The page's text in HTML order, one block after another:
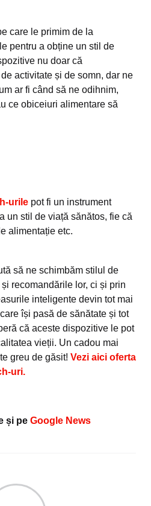
care le primim de la
pentru a obține un stil de
nu doar că
activitate și de somn, dar ne
ar fi când să ne odihnim,
ce obiceiuri alimentare să
urile pot fi un instrument
un stil de viață sănătos, fie că
alimentație etc.
să ne schimbăm stilul de
recomandările lor, ci și prin
inteligente devin tot mai
își pasă de sănătate și tot
că aceste dispozitive le pot
vieții. Un cadou mai
greu de găsit! Vezi aici oferta
uri.
și pe Google News